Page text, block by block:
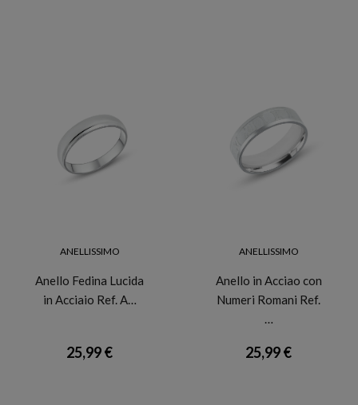
ANELLISSIMO
Anello Fedina Lucida
in Acciaio Ref. A…
25,99 €
ANELLISSIMO
Anello in Acciao con
Numeri Romani Ref.
…
25,99 €